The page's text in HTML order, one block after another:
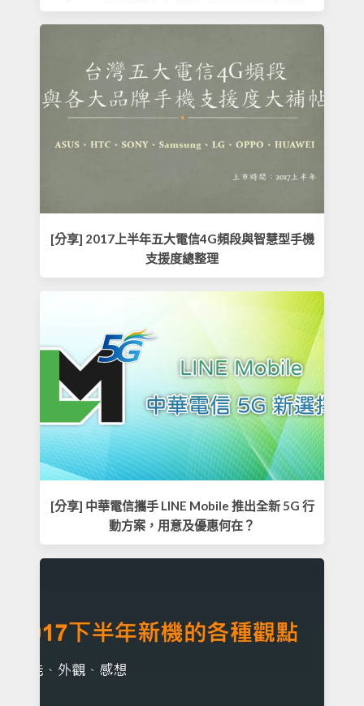
[分享] 2017上半年五大電信4G頻段與智慧型手機
支援度總整理
[分享] 中華電信攜手 LINE Mobile 推出全新 5G 行
動方案，用意及優惠何在？